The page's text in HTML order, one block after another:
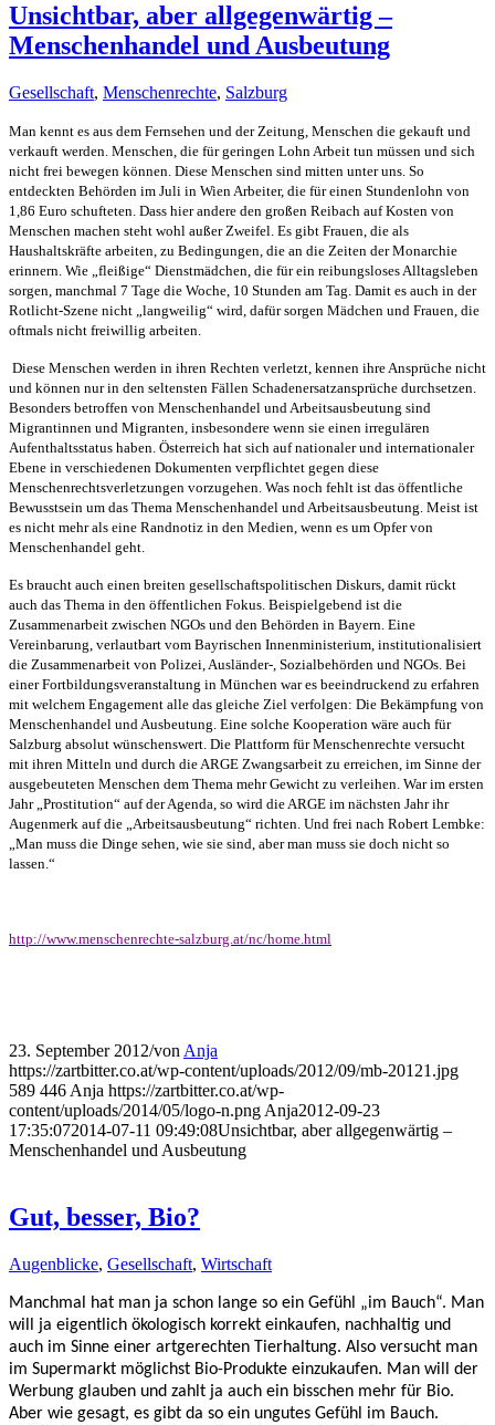
Unsichtbar, aber allgegenwärtig –
Menschenhandel und Ausbeutung
Gesellschaft, Menschenrechte, Salzburg
Man kennt es aus dem Fernsehen und der Zeitung, Menschen die gekauft und
verkauft werden. Menschen, die für geringen Lohn Arbeit tun müssen und sich
nicht frei bewegen können. Diese Menschen sind mitten unter uns. So
entdeckten Behörden im Juli in Wien Arbeiter, die für einen Stundenlohn von
1,86 Euro schufteten. Dass hier andere den großen Reibach auf Kosten von
Menschen machen steht wohl außer Zweifel. Es gibt Frauen, die als
Haushaltskräfte arbeiten, zu Bedingungen, die an die Zeiten der Monarchie
erinnern. Wie „fleißige“ Dienstmädchen, die für ein reibungsloses Alltagsleben
sorgen, manchmal 7 Tage die Woche, 10 Stunden am Tag. Damit es auch in der
Rotlicht-Szene nicht „langweilig“ wird, dafür sorgen Mädchen und Frauen, die
oftmals nicht freiwillig arbeiten.
Diese Menschen werden in ihren Rechten verletzt, kennen ihre Ansprüche nicht
und können nur in den seltensten Fällen Schadenersatzansprüche durchsetzen.
Besonders betroffen von Menschenhandel und Arbeitsausbeutung sind
Migrantinnen und Migranten, insbesondere wenn sie einen irregulären
Aufenthaltsstatus haben. Österreich hat sich auf nationaler und internationaler
Ebene in verschiedenen Dokumenten verpflichtet gegen diese
Menschenrechtsverletzungen vorzugehen. Was noch fehlt ist das öffentliche
Bewusstsein um das Thema Menschenhandel und Arbeitsausbeutung. Meist ist
es nicht mehr als eine Randnotiz in den Medien, wenn es um Opfer von
Menschenhandel geht.
Es braucht auch einen breiten gesellschaftspolitischen Diskurs, damit rückt
auch das Thema in den öffentlichen Fokus. Beispielgebend ist die
Zusammenarbeit zwischen NGOs und den Behörden in Bayern. Eine
Vereinbarung, verlautbart vom Bayrischen Innenministerium, institutionalisiert
die Zusammenarbeit von Polizei, Ausländer-, Sozialbehörden und NGOs. Bei
einer Fortbildungsveranstaltung in München war es beeindruckend zu erfahren
mit welchem Engagement alle das gleiche Ziel verfolgen: Die Bekämpfung von
Menschenhandel und Ausbeutung. Eine solche Kooperation wäre auch für
Salzburg absolut wünschenswert. Die Plattform für Menschenrechte versucht
mit ihren Mitteln und durch die ARGE Zwangsarbeit zu erreichen, im Sinne der
ausgebeuteten Menschen dem Thema mehr Gewicht zu verleihen. War im ersten
Jahr „Prostitution“ auf der Agenda, so wird die ARGE im nächsten Jahr ihr
Augenmerk auf die „Arbeitsausbeutung“ richten. Und frei nach Robert Lembke:
„Man muss die Dinge sehen, wie sie sind, aber man muss sie doch nicht so
lassen.“
http://www.menschenrechte-salzburg.at/nc/home.html
23. September 2012/von Anja
https://zartbitter.co.at/wp-content/uploads/2012/09/mb-20121.jpg
589 446 Anja https://zartbitter.co.at/wp-
content/uploads/2014/05/logo-n.png Anja2012-09-23
17:35:072014-07-11 09:49:08Unsichtbar, aber allgegenwärtig –
Menschenhandel und Ausbeutung
Gut, besser, Bio?
Augenblicke, Gesellschaft, Wirtschaft
Manchmal hat man ja schon lange so ein Gefühl „im Bauch“. Man
will ja eigentlich ökologisch korrekt einkaufen, nachhaltig und
auch im Sinne einer artgerechten Tierhaltung. Also versucht man
im Supermarkt möglichst Bio-Produkte einzukaufen. Man will der
Werbung glauben und zahlt ja auch ein bisschen mehr für Bio.
Aber wie gesagt, es gibt da so ein ungutes Gefühl im Bauch.